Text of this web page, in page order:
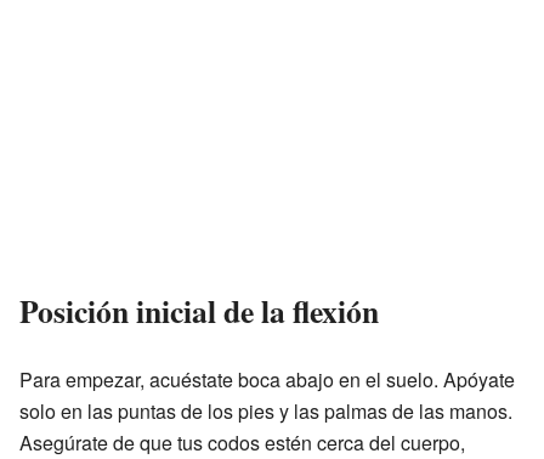
Posición inicial de la flexión
Para empezar, acuéstate boca abajo en el suelo. Apóyate
solo en las puntas de los pies y las palmas de las manos.
Asegúrate de que tus codos estén cerca del cuerpo,